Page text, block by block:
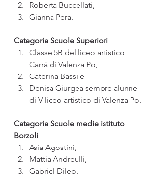
Roberta Buccellati,
Gianna Pera.
Categoria Scuole Superiori
Classe 5B del liceo artistico
Carrà di Valenza Po,
Caterina Bassi e
Denisa Giurgea sempre alunne
di V liceo artistico di Valenza Po.
Categoria Scuole medie istituto
Borzoli
Asia Agostini,
Mattia Andreulli,
Gabriel Dileo.